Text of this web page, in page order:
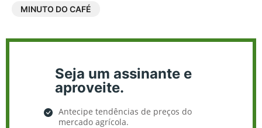
MINUTO DO CAFÉ
Seja um assinante e
aproveite.
Antecipe tendências de preços do
mercado agrícola.